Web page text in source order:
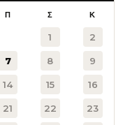
Π Σ Κ
1 2
7 8 9
14 15 16
21 22 23